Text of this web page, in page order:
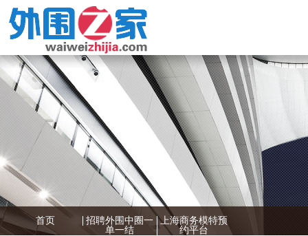
首页
招聘外围中圈一
单一结
上海商务模特预
约平台